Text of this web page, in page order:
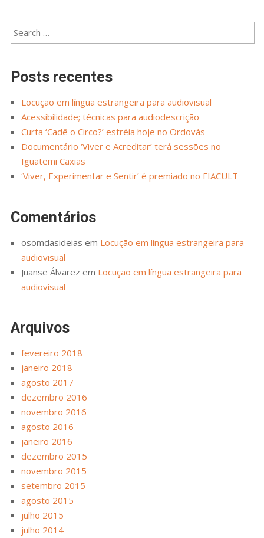
Posts recentes
Locução em língua estrangeira para audiovisual
Acessibilidade; técnicas para audiodescrição
Curta ‘Cadê o Circo?’ estréia hoje no Ordovás
Documentário ‘Viver e Acreditar’ terá sessões no
Iguatemi Caxias
‘Viver, Experimentar e Sentir’ é premiado no FIACULT
Comentários
osomdasideias em Locução em língua estrangeira para
audiovisual
Juanse Álvarez em Locução em língua estrangeira para
audiovisual
Arquivos
fevereiro 2018
janeiro 2018
agosto 2017
dezembro 2016
novembro 2016
agosto 2016
janeiro 2016
dezembro 2015
novembro 2015
setembro 2015
agosto 2015
julho 2015
julho 2014